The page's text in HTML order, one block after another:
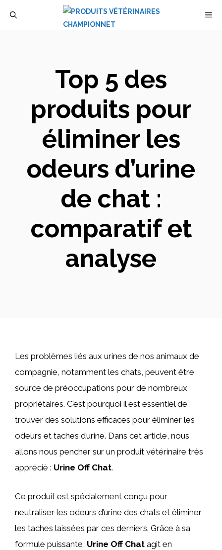
Top 5 des
produits pour
éliminer les
odeurs d’urine
de chat :
comparatif et
analyse
Les problèmes liés aux urines de nos animaux de
compagnie, notamment les chats, peuvent être
source de préoccupations pour de nombreux
propriétaires. C’est pourquoi il est essentiel de
trouver des solutions efficaces pour éliminer les
odeurs et taches d’urine. Dans cet article, nous
allons nous pencher sur un produit vétérinaire très
apprécié : Urine Off Chat.
Ce produit est spécialement conçu pour
neutraliser les odeurs d’urine des chats et éliminer
les taches laissées par ces derniers. Grâce à sa
formule puissante, Urine Off Chat agit en